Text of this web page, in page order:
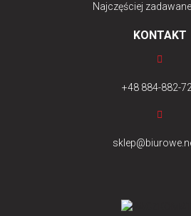
Najczęściej
KONTAKT
+48 884-882-